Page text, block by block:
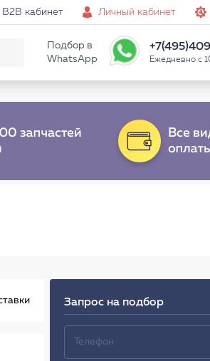
B2B кабинет Личный кабинет
Подбор в
WhatsApp
Ежедневно с
Запрос на подбор